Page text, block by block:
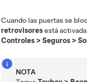
Cuando las puertas se
retrovisoresestá
Controles > Seguros >
NOTA